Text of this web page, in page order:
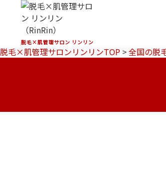
脱毛×肌管理サロン リンリン
脱毛×肌管理サロンリンリンTOP >全国の脱